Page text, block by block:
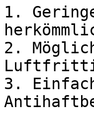
1.
2.
3.